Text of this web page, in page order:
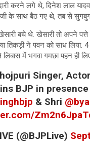
करने लगे थे, दिनेश लाल
के साथ बैठ गए थे, तब से
बचे थे. खेसारी तो अपने पत्ते
तिकड़ी ने पवन को साध लिया.
में भगवा गमछा पहन ही
Singer,
BJP in
& Shri
(@BJPLive)